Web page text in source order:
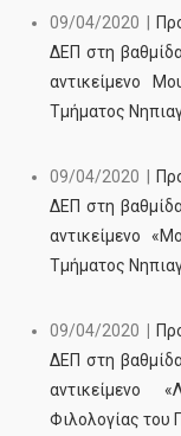
09/04/2020 |
ΔΕΠ στη
αντικείμενο
Τμήματος
09/04/2020 |
ΔΕΠ στη
αντικείμενο
Τμήματος
09/04/2020
ΔΕΠ στη
αντικείμενο
Φιλολογίας του